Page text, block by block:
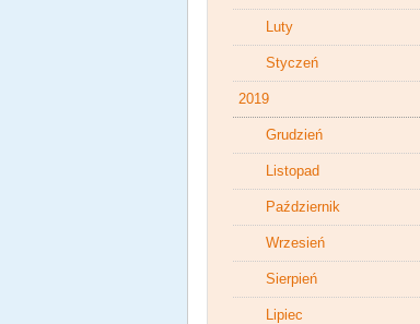
Luty
Styczeń
2019
Grudzień
Listopad
Październik
Wrzesień
Sierpień
Lipiec